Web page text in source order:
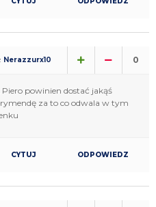
Nerazzurx10 0
Piero powinien dostać jakąś
za to co odwala w tym
CYTUJ ODPOWIEDZ